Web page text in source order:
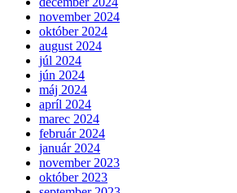
november 2024
október 2024
august 2024
júl 2024
jún 2024
máj 2024
apríl 2024
marec 2024
február 2024
január 2024
november 2023
október 2023